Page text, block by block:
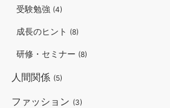
受験勉強 (4)
成長のヒント (8)
研修・セミナー (8)
人間関係 (5)
ファッション (3)